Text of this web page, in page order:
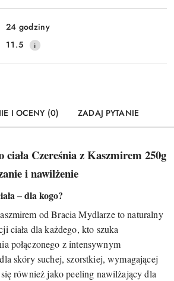
Wyślij
24 godziny
11.5
I OCENY (0) ZADAJ PYTANIE
ciała Czereśnia z Kaszmirem 250g
i nawilżenie
– dla kogo?
od Bracia Mydlarze to naturalny
ciała dla każdego, kto szuka
połączonego z intensywnym
skóry suchej, szorstkiej, wymagającej
również jako peeling nawilżający dla